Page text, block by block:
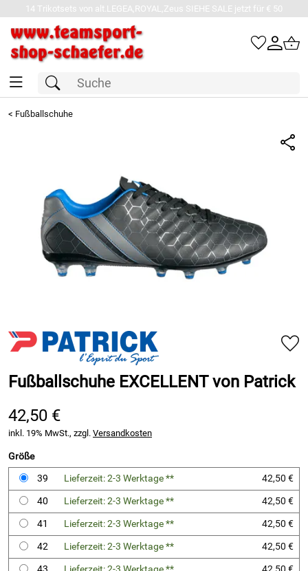
14 Trikotsets von alt.LEGEA,ROYAL,Zeus SIEHE SALE jetzt für € 50
< Fußballschuhe
Fußballschuhe EXCELLENT von Patrick
42,50 €
inkl. 19% MwSt., zzgl. Versandkosten
Größe
39
Lieferzeit: 2-3 Werktage **
42,50 €
40
Lieferzeit: 2-3 Werktage **
42,50 €
41
Lieferzeit: 2-3 Werktage **
42,50 €
42
Lieferzeit: 2-3 Werktage **
42,50 €